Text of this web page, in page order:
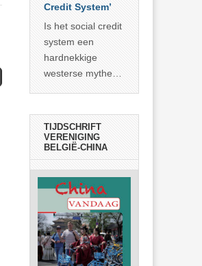
… >> lees meer
jaar in slaagde
meer dan 800
miljoen mensen
uit de armoede
… >> lees meer
Credit System’
Is het social credit
system een
hardnekkige
westerse mythe of
TIJDSCHRIFT
VERENIGING
BELGIË-CHINA